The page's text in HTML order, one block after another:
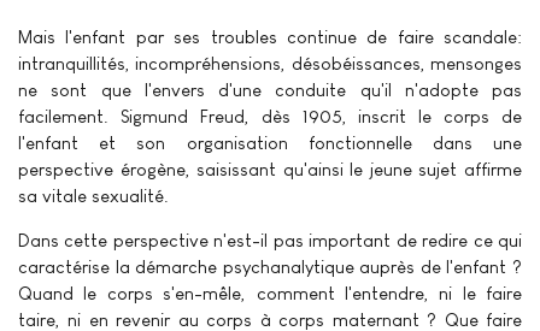
Mais l'enfant par ses troubles continue de faire scandale:
intranquillités, incompréhensions, désobéissances, mensonges
ne sont que l'envers d'une conduite qu'il n'adopte pas
facilement. Sigmund Freud, dès 1905, inscrit le corps de
l'enfant et son organisation fonctionnelle dans une
perspective érogène, saisissant qu'ainsi le jeune sujet affirme
sa vitale sexualité.
Dans cette perspective n'est-il pas important de redire ce qui
caractérise la démarche psychanalytique auprès de l'enfant ?
Quand le corps s'en-mêle, comment l'entendre, ni le faire
taire, ni en revenir au corps à corps maternant ? Que faire